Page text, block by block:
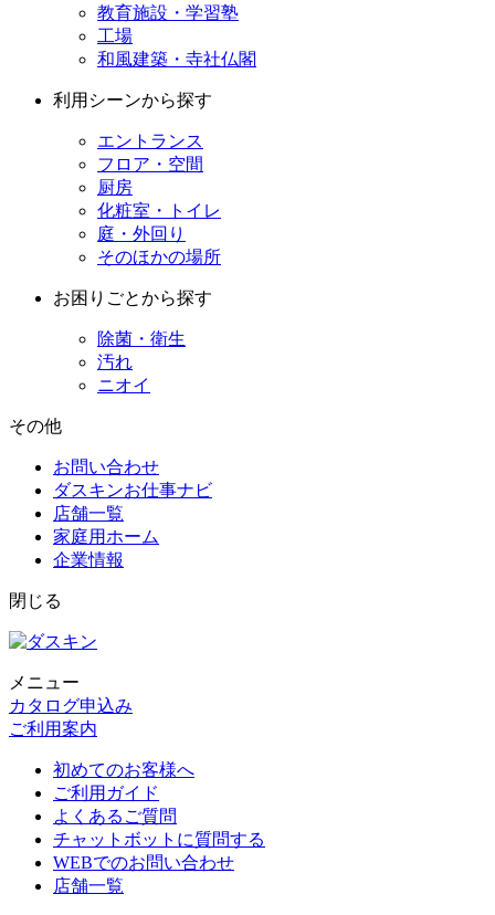
教育施設・学習塾
工場
和風建築・寺社仏閣
利用シーンから探す
エントランス
フロア・空間
厨房
化粧室・トイレ
庭・外回り
そのほかの場所
お困りごとから探す
除菌・衛生
汚れ
ニオイ
その他
お問い合わせ
ダスキンお仕事ナビ
店舗一覧
家庭用ホーム
企業情報
閉じる
メニュー
カタログ申込み
ご利用案内
初めてのお客様へ
ご利用ガイド
よくあるご質問
チャットボットに質問する
WEBでのお問い合わせ
店舗一覧